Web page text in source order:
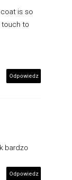
is so
touch to
Odpowiedz
bardzo
Odpowiedz